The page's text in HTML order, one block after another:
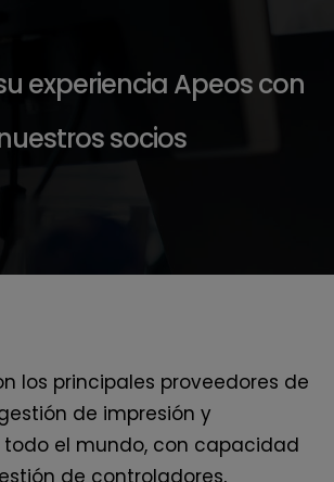
experiencia Apeos con
socios
los principales proveedores de
de impresión y
el mundo, con capacidad
de controladores,